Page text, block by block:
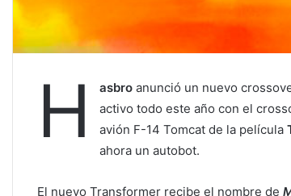
H asbro anunció un nuevo
activo todo este año con el
avión F-14 Tomcat de la película
ahora un autobot.
El nuevo Transformer recibe el nombre de